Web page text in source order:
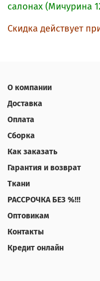
салонах (Мичурина
Скидка действует
О компании
Доставка
Оплата
Сборка
Как заказать
Гарантия и возврат
Ткани
РАССРОЧКА БЕЗ %!!!
Оптовикам
Контакты
Кредит онлайн